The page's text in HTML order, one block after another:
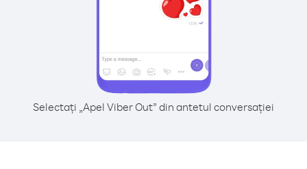
Selectați „Apel Viber Out” din antetul conversației